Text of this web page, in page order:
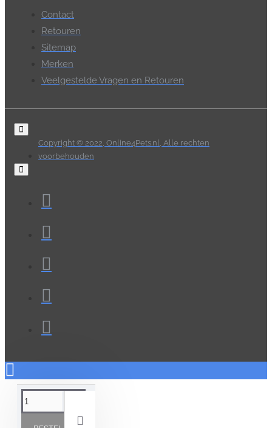
Contact
Retouren
Sitemap
Merken
Veelgestelde Vragen en Retouren
Copyright © 2022, Online4Pets.nl, Alle rechten
voorbehouden